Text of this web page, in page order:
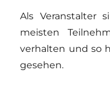
Als Veranstalter
meisten
verhalten und so
gesehen.